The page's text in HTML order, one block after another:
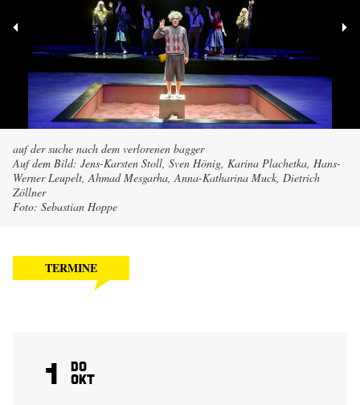
auf der suche nach dem verlorenen bagger
Auf dem Bild: Jens-Karsten Stoll, Sven Hönig, Karina Plachetka, Hans-
Werner Leupelt, Ahmad Mesgarha, Anna-Katharina Muck, Dietrich
Zöllner
Foto: Sebastian Hoppe
TERMINE
1 Do
Okt